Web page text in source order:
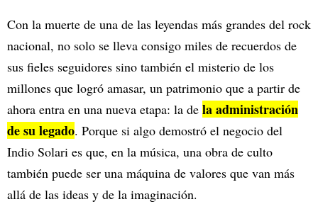
Con la muerte de una de las leyendas más grandes del rock
nacional, no solo se lleva consigo miles de recuerdos de
sus fieles seguidores sino también el misterio de los
millones que logró amasar, un patrimonio que a partir de
ahora entra en una nueva etapa: la de la administración
de su legado. Porque si algo demostró el negocio del
Indio Solari es que, en la música, una obra de culto
también puede ser una máquina de valores que van más
allá de las ideas y de la imaginación.